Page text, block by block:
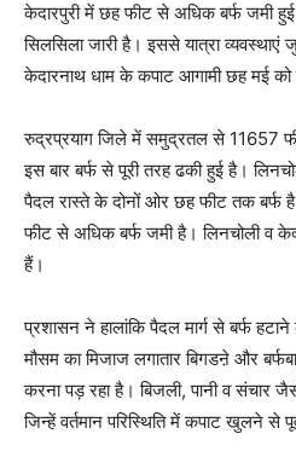
केदारपुरी में छह फीट से अधिक बर्फ जमी हुई
सिलसिला जारी है। इससे यात्रा
केदारनाथ धाम के कपाट आगामी छह मई
रुद्रप्रयाग जिले में समुद्रतल से 11657
इस बार बर्फ से पूरी तरह ढकी हुई है।
पैदल रास्ते के दोनों ओर छह फीट तक बर्फ
फीट से अधिक बर्फ जमी है। लिनचोली व
हैं।
प्रशासन ने हालांकि पैदल मार्ग से बर्फ
मौसम का मिजाज लगातार बिगडऩे और
करना पड़ रहा है। बिजली, पानी व संचार
जिन्हें वर्तमान परिस्थिति में कपाट खुलने से